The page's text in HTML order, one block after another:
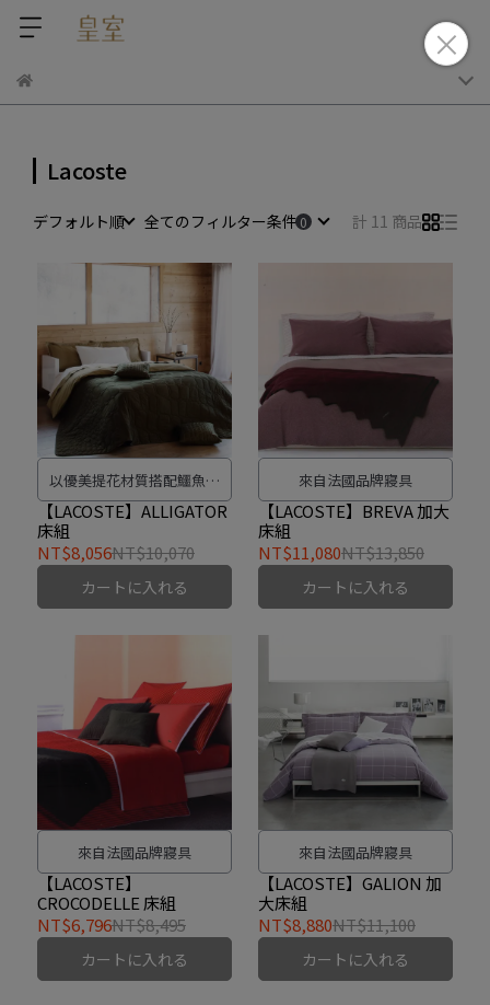
Lacoste
デフォルト順 全てのフィルター条件 計 11 商品
以優美提花材質搭配鱷魚皮
革的紋路, 充分展現Lacoste
的品牌精神. 米白色千鳥被套
及枕套的四周以斜紋鑲邊而
成
【LACOSTE】ALLIGATOR
床組
NT$8,056NT$10,070
カートに入れる
來自法國品牌寢具
【LACOSTE】BREVA 加大
床組
NT$11,080NT$13,850
カートに入れる
來自法國品牌寢具
【LACOSTE】
CROCODELLE 床組
NT$6,796NT$8,495
カートに入れる
來自法國品牌寢具
【LACOSTE】GALION 加
大床組
NT$8,880NT$11,100
カートに入れる